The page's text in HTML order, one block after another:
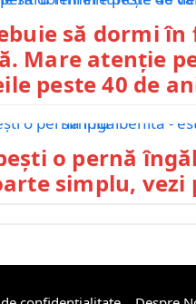
să dormi în
Mare atenție
peste 40 de
o pernă
simplu, vezi